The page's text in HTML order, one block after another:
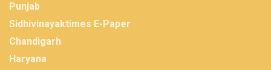
Punjab
Sidhivinayaktimes E-Paper
Chandigarh
Haryana